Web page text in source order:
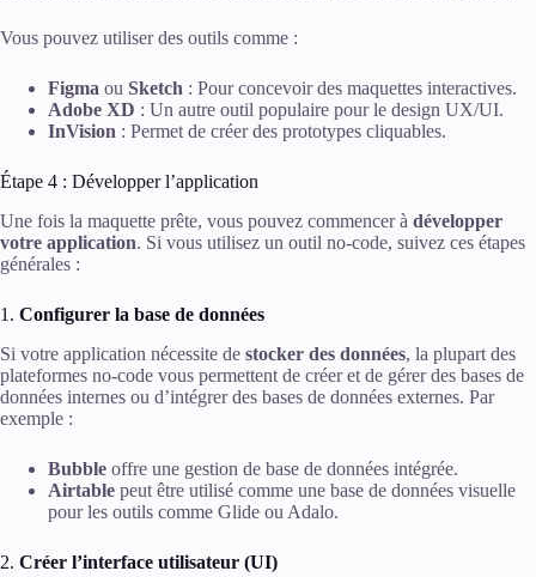
Vous pouvez utiliser des outils comme :
Figma ou Sketch : Pour concevoir des maquettes interactives.
Adobe XD : Un autre outil populaire pour le design UX/UI.
InVision : Permet de créer des prototypes cliquables.
Étape 4 : Développer l’application
Une fois la maquette prête, vous pouvez commencer à développer
votre application. Si vous utilisez un outil no-code, suivez ces étapes
générales :
1. Configurer la base de données
Si votre application nécessite de stocker des données, la plupart des
plateformes no-code vous permettent de créer et de gérer des bases de
données internes ou d’intégrer des bases de données externes. Par
exemple :
Bubble offre une gestion de base de données intégrée.
Airtable peut être utilisé comme une base de données visuelle
pour les outils comme Glide ou Adalo.
2. Créer l’interface utilisateur (UI)